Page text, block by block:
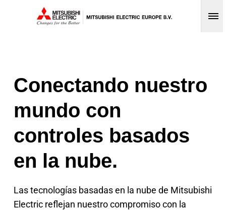
Conectando nuestro
mundo con
controles basados
en la nube.
Las tecnologías basadas en la nube de Mitsubishi
Electric reflejan nuestro compromiso con la